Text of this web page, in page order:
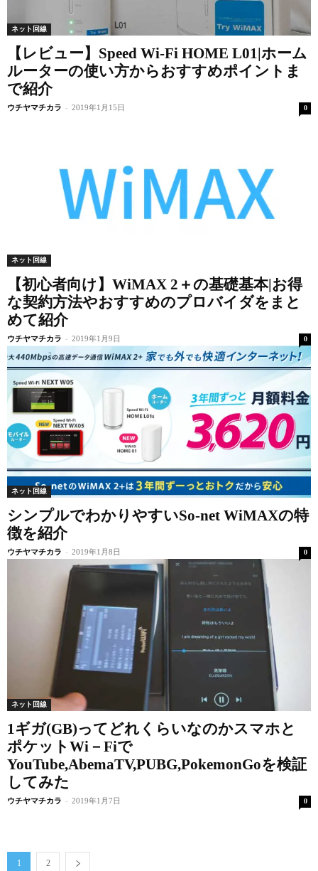
ネット回線
【レビュー】Speed Wi-Fi HOME L01|ホーム
ルーターの使い方からおすすめポイントま
で紹介
ウチヤマチカラ - 2019年1月15日 0
ネット回線
【初心者向け】WiMAX 2＋の基礎基本|お得
な契約方法やおすすめのプロバイダをまと
めて紹介
ウチヤマチカラ - 2019年1月9日 0
ネット回線
シンプルでわかりやすいSo-net WiMAXの特
徴を紹介
ウチヤマチカラ - 2019年1月8日 0
ネット回線
1ギガ(GB)ってどれくらいなのかスマホと
ポケットWi－Fiで
YouTube,AbemaTV,PUBG,PokemonGoを検証
してみた
ウチヤマチカラ - 2019年1月7日 0
1 2